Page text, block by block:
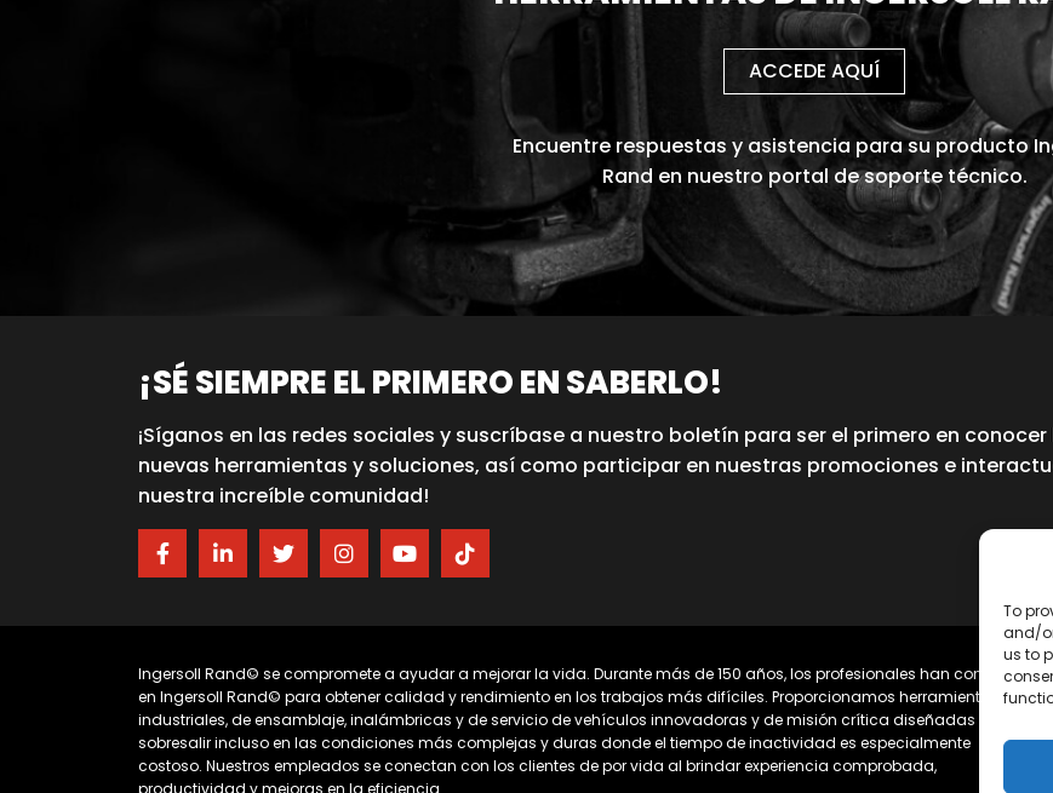
To
and/
us to
ACCEDE AQUÍ
Encuentre respuestas y asistencia para su producto
Rand en nuestro portal de soporte técnico.
¡SÉ SIEMPRE EL PRIMERO EN SABERLO!
¡Síganos en las redes sociales y suscríbase a nuestro boletín para ser el primero en conocer
nuevas herramientas y soluciones, así como participar en nuestras promociones e
nuestra increíble comunidad!
Ingersoll Rand© se compromete a ayudar a mejorar la vida. Durante más de 150 años, los profesionales han confiado
en Ingersoll Rand© para obtener calidad y rendimiento en los trabajos más difíciles. Proporcionamos herramientas
industriales, de ensamblaje, inalámbricas y de servicio de vehículos innovadoras y de misión crítica diseñadas para
sobresalir incluso en las condiciones más complejas y duras donde el tiempo de inactividad es especialmente
costoso. Nuestros empleados se conectan con los clientes de por vida al brindar experiencia comprobada,
productividad y mejoras en la eficiencia.